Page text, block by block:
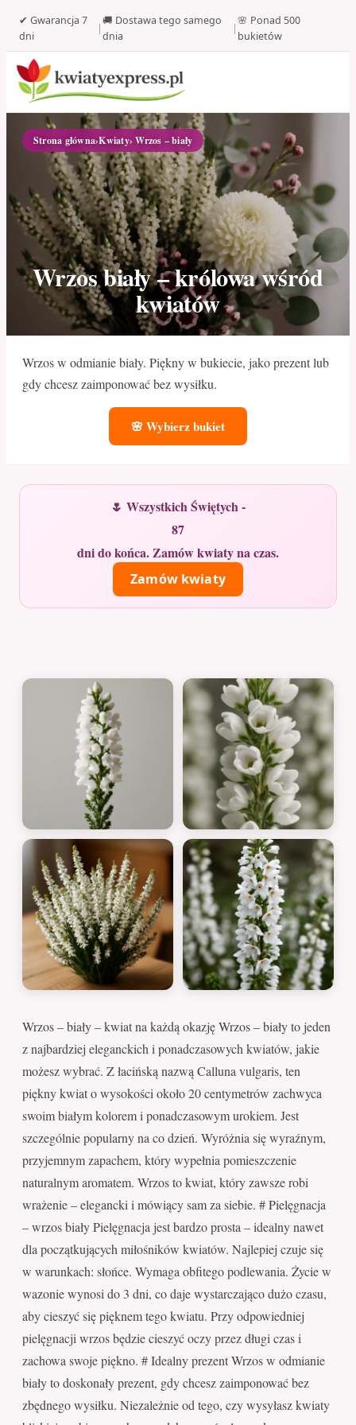
✔ Gwarancja 7
dni
|
🚚 Dostawa tego samego
dnia
|
🌸 Ponad 500
bukietów
Strona główna›Kwiaty› Wrzos – biały
Wrzos biały – królowa wśród
kwiatów
Wrzos w odmianie biały. Piękny w bukiecie, jako prezent lub
gdy chcesz zaimponować bez wysiłku.
🌸 Wybierz bukiet
🌷 Wszystkich Świętych -
87
dni do końca. Zamów kwiaty na czas.
Zamów kwiaty
Wrzos – biały – kwiat na każdą okazję Wrzos – biały to jeden
z najbardziej eleganckich i ponadczasowych kwiatów, jakie
możesz wybrać. Z łacińską nazwą Calluna vulgaris, ten
piękny kwiat o wysokości około 20 centymetrów zachwyca
swoim białym kolorem i ponadczasowym urokiem. Jest
szczególnie popularny na co dzień. Wyróżnia się wyraźnym,
przyjemnym zapachem, który wypełnia pomieszczenie
naturalnym aromatem. Wrzos to kwiat, który zawsze robi
wrażenie – elegancki i mówiący sam za siebie. # Pielęgnacja
– wrzos biały Pielęgnacja jest bardzo prosta – idealny nawet
dla początkujących miłośników kwiatów. Najlepiej czuje się
w warunkach: słońce. Wymaga obfitego podlewania. Życie w
wazonie wynosi do 3 dni, co daje wystarczająco dużo czasu,
aby cieszyć się pięknem tego kwiatu. Przy odpowiedniej
pielęgnacji wrzos będzie cieszyć oczy przez długi czas i
zachowa swoje piękno. # Idealny prezent Wrzos w odmianie
biały to doskonały prezent, gdy chcesz zaimponować bez
zbędnego wysiłku. Niezależnie od tego, czy wysyłasz kwiaty